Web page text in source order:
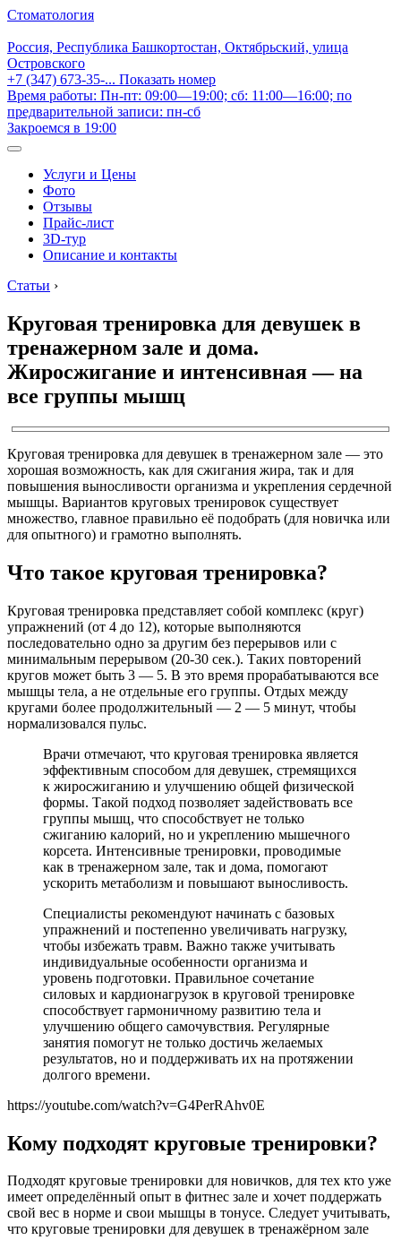
Стоматология
Россия, Республика Башкортостан, Октябрьский, улица
Островского
+7 (347) 673-35-... Показать номер
Время работы: Пн-пт: 09:00—19:00; сб: 11:00—16:00; по
предварительной записи: пн-сб
Закроемся в 19:00
Услуги и Цены
Фото
Отзывы
Прайс-лист
3D-тур
Описание и контакты
Статьи ›
Круговая тренировка для девушек в
тренажерном зале и дома.
Жиросжигание и интенсивная — на
все группы мышц
Круговая тренировка для девушек в тренажерном зале — это
хорошая возможность, как для сжигания жира, так и для
повышения выносливости организма и укрепления сердечной
мышцы. Вариантов круговых тренировок существует
множество, главное правильно её подобрать (для новичка или
для опытного) и грамотно выполнять.
Что такое круговая тренировка?
Круговая тренировка представляет собой комплекс (круг)
упражнений (от 4 до 12), которые выполняются
последовательно одно за другим без перерывов или с
минимальным перерывом (20-30 сек.). Таких повторений
кругов может быть 3 — 5. В это время прорабатываются все
мышцы тела, а не отдельные его группы. Отдых между
кругами более продолжительный — 2 — 5 минут, чтобы
нормализовался пульс.
Врачи отмечают, что круговая тренировка является
эффективным способом для девушек, стремящихся
к жиросжиганию и улучшению общей физической
формы. Такой подход позволяет задействовать все
группы мышц, что способствует не только
сжиганию калорий, но и укреплению мышечного
корсета. Интенсивные тренировки, проводимые
как в тренажерном зале, так и дома, помогают
ускорить метаболизм и повышают выносливость.
Специалисты рекомендуют начинать с базовых
упражнений и постепенно увеличивать нагрузку,
чтобы избежать травм. Важно также учитывать
индивидуальные особенности организма и
уровень подготовки. Правильное сочетание
силовых и кардионагрузок в круговой тренировке
способствует гармоничному развитию тела и
улучшению общего самочувствия. Регулярные
занятия помогут не только достичь желаемых
результатов, но и поддерживать их на протяжении
долгого времени.
https://youtube.com/watch?v=G4PerRAhv0E
Кому подходят круговые тренировки?
Подходят круговые тренировки для новичков, для тех кто уже
имеет определённый опыт в фитнес зале и хочет поддержать
свой вес в норме и свои мышцы в тонусе. Следует учитывать,
что круговые тренировки для девушек в тренажёрном зале